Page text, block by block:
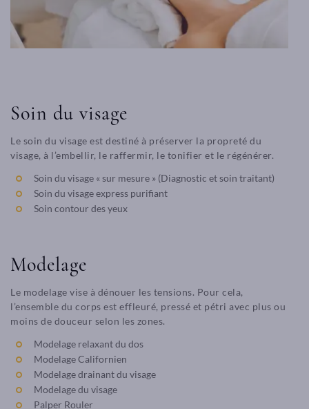
Soin du visage
Le soin du visage est destiné à préserver la propreté du
visage, à l’embellir, le raffermir, le tonifier et le régénérer.
Soin du visage « sur mesure » (Diagnostic et soin traitant)
Soin du visage express purifiant
Soin contour des yeux
Modelage
Le modelage vise à dénouer les tensions. Pour cela,
l’ensemble du corps est effleuré, pressé et pétri avec plus ou
moins de douceur selon les zones.
Modelage relaxant du dos
Modelage Californien
Modelage drainant du visage
Modelage du visage
Palper Rouler